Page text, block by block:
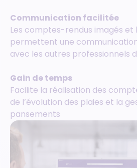
Communication facilitée
Les comptes-rendus imagés et
permettent une
avec les autres professionnels
Gain de temps
Facilite la réalisation des
de l’évolution des plaies et la
pansements